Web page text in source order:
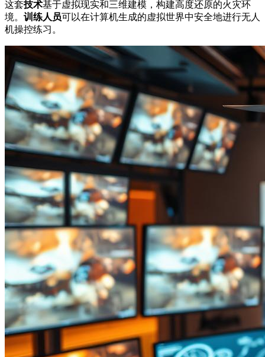
这套技术基于虚拟现实和三维建模，构建高度还原的火灾环
境。 训练人员可以在计算机生成的虚拟世界中安全地进行无人
机操控练习。